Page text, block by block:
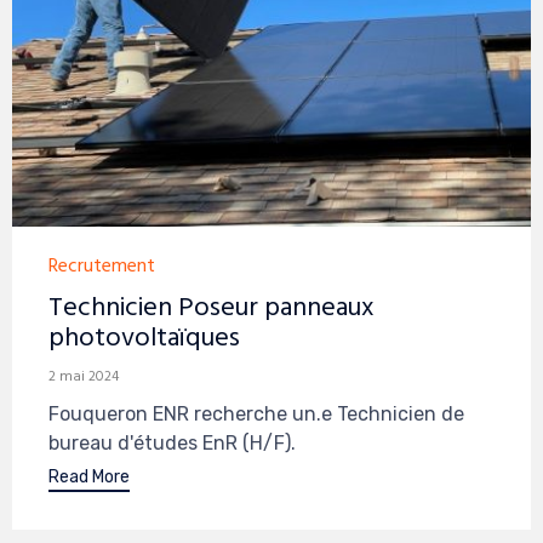
Category
Recrutement
Technicien Poseur panneaux
photovoltaïques
2 mai 2024
Fouqueron ENR recherche un.e Technicien de
bureau d'études EnR (H/F).
Read More